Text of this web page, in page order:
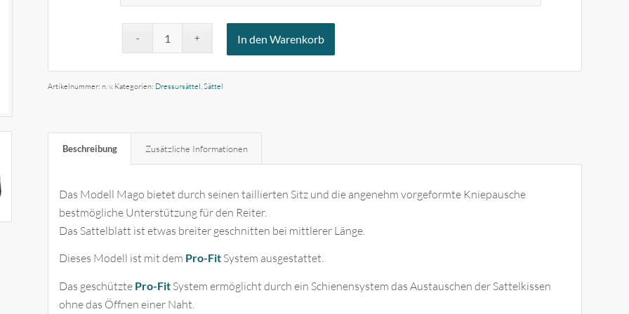
In den Warenkorb
Artikelnummer: n. v. Kategorien: Dressursättel,Sättel
Beschreibung Zusätzliche Informationen
Das Modell Mago bietet durch seinen taillierten Sitz und die angenehm vorgeformte Kniepausche
bestmögliche Unterstützung für den Reiter.
Das Sattelblatt ist etwas breiter geschnitten bei mittlerer Länge.
Dieses Modell ist mit dem Pro-Fit System ausgestattet.
Das geschützte Pro-Fit System ermöglicht durch ein Schienensystem das Austauschen der Sattelkissen
ohne das Öffnen einer Naht.